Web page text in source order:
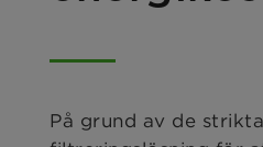
På grund av de strikta